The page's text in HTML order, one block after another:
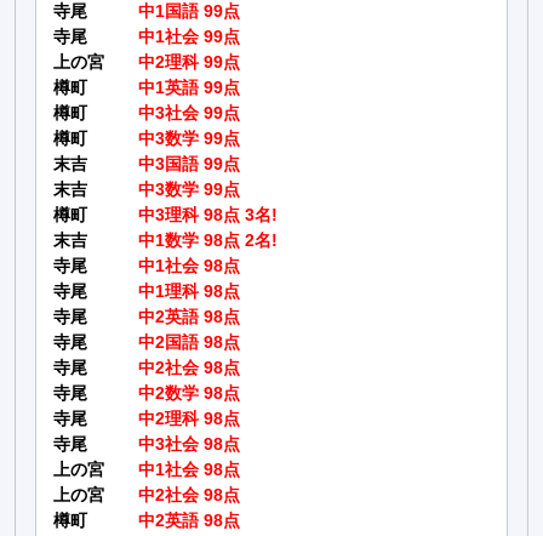
寺尾
中1国語 99点
寺尾
中1社会 99点
上の宮
中2理科 99点
樽町
中1英語 99点
樽町
中3社会 99点
樽町
中3数学 99点
末吉
中3国語 99点
末吉
中3数学 99点
樽町
中3理科 98点 3名!
末吉
中1数学 98点 2名!
寺尾
中1社会 98点
寺尾
中1理科 98点
寺尾
中2英語 98点
寺尾
中2国語 98点
寺尾
中2社会 98点
寺尾
中2数学 98点
寺尾
中2理科 98点
寺尾
中3社会 98点
上の宮
中1社会 98点
上の宮
中2社会 98点
樽町
中2英語 98点